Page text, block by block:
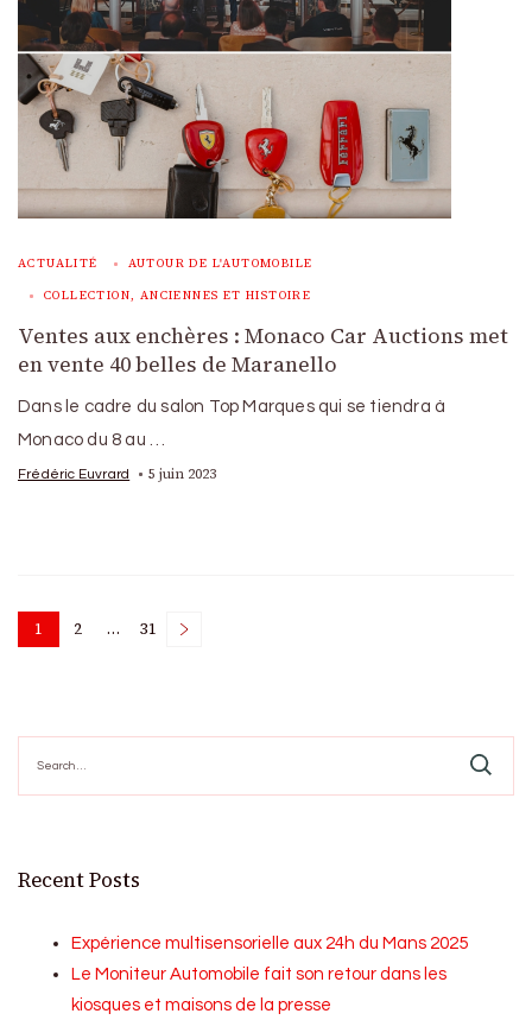
ACTUALITÉ AUTOUR DE L'AUTOMOBILE
COLLECTION, ANCIENNES ET HISTOIRE
Ventes aux enchères : Monaco Car Auctions met
en vente 40 belles de Maranello
Dans le cadre du salon Top Marques qui se tiendra à
Monaco du 8 au …
Frédéric Euvrard 5 juin 2023
Posts
Page
1 Page
2 … Page
31
for:
Recent Posts
Expérience multisensorielle aux 24h du Mans 2025
Le Moniteur Automobile fait son retour dans les
kiosques et maisons de la presse